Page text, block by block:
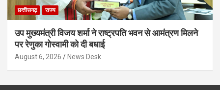
छत्तीसगढ़ राज्य
उप मुख्यमंत्री विजय शर्मा ने राष्ट्रपति भवन से आमंत्रण मिलने
पर रेणुका गोस्वामी को दी बधाई
August 6, 2026 News Desk